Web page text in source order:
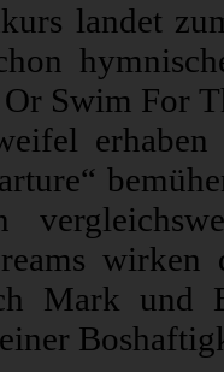
landet
Swim For
wirken
Mark und